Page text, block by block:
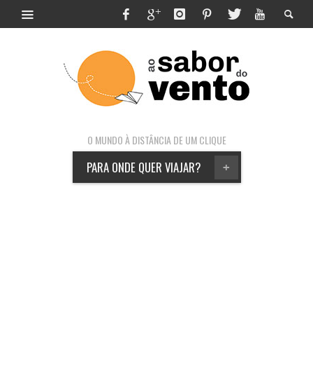
O MUNDO À DISTÂNCIA DE UM CLIQUE
+
PARA ONDE QUER VIAJAR?